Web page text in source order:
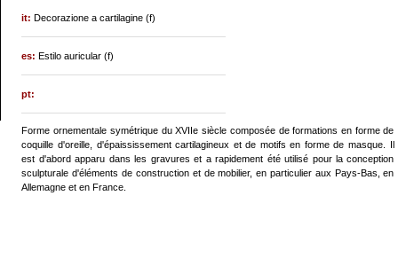
it:Decorazione a cartilagine (f)
es:Estilo auricular (f)
pt:
Forme ornementale symétrique du XVIIe siècle composée de formations en forme de
coquille d'oreille, d'épaississement cartilagineux et de motifs en forme de masque. Il
est d'abord apparu dans les gravures et a rapidement été utilisé pour la conception
sculpturale d'éléments de construction et de mobilier, en particulier aux Pays-Bas, en
Allemagne et en France.